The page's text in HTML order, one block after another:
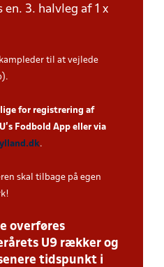
3. halvleg af 1 x
til at vejlede
for registrering af
Fodbold App eller via
.
skal tilbage på egen
overføres
U9 rækker og
tidspunkt i